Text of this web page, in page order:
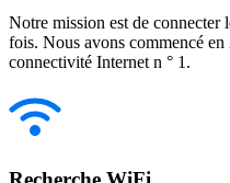
Notre mission est de connecter
fois. Nous avons commencé
connectivité Internet n ° 1.